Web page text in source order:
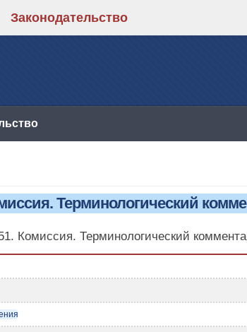
Законодательство
Терминологический
Комиссия. Терминологический